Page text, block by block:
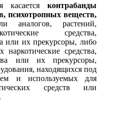
касается контрабанды
психотропных веществ,
аналогов, растений,
средства,
или их прекурсоры, либо
средства,
или их прекурсоры,
находящихся под
и используемых для
средств или